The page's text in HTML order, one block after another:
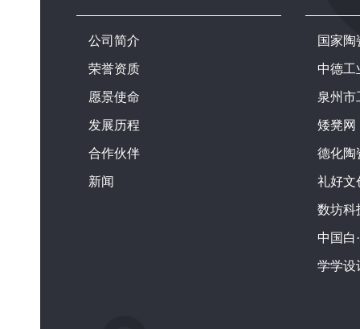
公司简介
荣誉资质
愿景使命
发展历程
合作伙伴
新闻
国家
中德工
泉州市
矮凳网
德化陶
礼好文
数坊科
中国白
学学设